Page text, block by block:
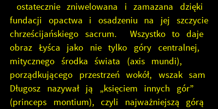
ostatecznie zniwelowana i zamazana dzięki
fundacji opactwa i osadzeniu na jej szczycie
chrześcijańskiego sacrum. Wszystko to daje
obraz Łyśca jako nie tylko góry centralnej,
mitycznego środka świata (axis mundi),
porządkującego przestrzeń wokół, wszak sam
Długosz nazywał ją „księciem innych gór”
(princeps montium), czyli najważniejszą górą